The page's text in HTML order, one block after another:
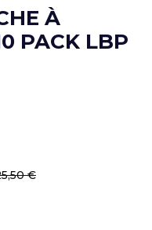
À
PACK LBP
€